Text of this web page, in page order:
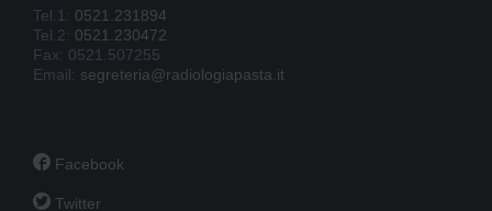
Tel.1: 0521.231894
Tel.2: 0521.230472
Fax: 0521.507255
Email: segreteria@radiologiapasta.it
 Facebook
 Twitter